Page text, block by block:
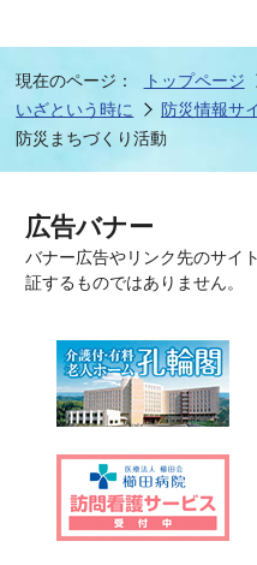
現在のページ： トップページ
いざという時に
防災情報サ
防災まちづくり活動
広告バナー
バナー広告やリンク先のサイ
証するものではありません。